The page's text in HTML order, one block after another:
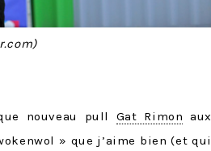
nouveau pull Gat Rimon aux
» que j’aime bien (et qui